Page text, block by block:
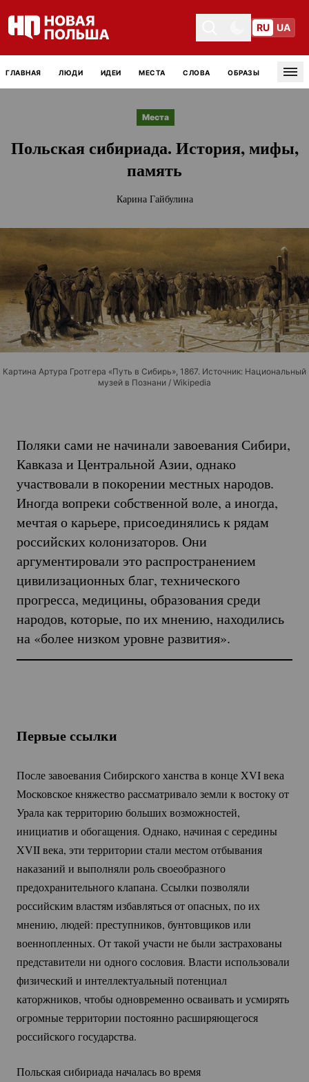
Toggle themeToggle theme
RU UA
ГЛАВНАЯ ЛЮДИ ИДЕИ МЕСТА СЛОВА ОБРАЗЫ
Места
Польская сибириада. История, мифы,
память
Карина Гайбулина
Картина Артура Гротгера «Путь в Сибирь», 1867. Источник: Национальный
музей в Познани / Wikipedia
Поляки сами не начинали завоевания Сибири,
Кавказа и Центральной Азии, однако
участвовали в покорении местных народов.
Иногда вопреки собственной воле, а иногда,
мечтая о карьере, присоединялись к рядам
российских колонизаторов. Они
аргументировали это распространением
цивилизационных благ, технического
прогресса, медицины, образования среди
народов, которые, по их мнению, находились
на «более низком уровне развития».
Первые ссылки
После завоевания Сибирского ханства в конце XVI века
Московское княжество рассматривало земли к востоку от
Урала как территорию больших возможностей,
инициатив и обогащения. Однако, начиная с середины
XVII века, эти территории стали местом отбывания
наказаний и выполняли роль своеобразного
предохранительного клапана. Ссылки позволяли
российским властям избавляться от опасных, по их
мнению, людей: преступников, бунтовщиков или
военнопленных. От такой участи не были застрахованы
представители ни одного сословия. Власти использовали
физический и интеллектуальный потенциал
каторжников, чтобы одновременно осваивать и усмирять
огромные территории постоянно расширяющегося
российского государства.
Польская сибириада началась во время